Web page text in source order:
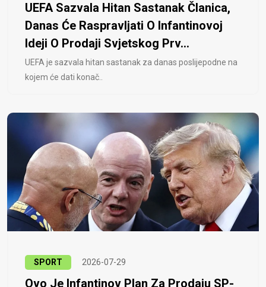
UEFA Sazvala Hitan Sastanak Članica,
Danas Će Raspravljati O Infantinovoj
Ideji O Prodaji Svjetskog Prv...
UEFA je sazvala hitan sastanak za danas poslijepodne na
kojem će dati konač..
SPORT 2026-07-29
Ovo Je Infantinov Plan Za Prodaju SP-